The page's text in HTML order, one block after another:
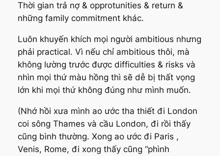
Thời gian trả nợ & opprotunities & return &
những family commitment khác.
Luôn khuyến khích mọi người ambitious nhưng
phải practical. Vì nếu chỉ ambitious thôi, mà
không lường trước được difficulties & risks và
nhìn mọi thứ màu hồng thì sẽ dễ bị thất vọng
lớn khi mọi thứ không đúng như mình muốn.
(Nhớ hồi xưa mình ao ước tha thiết đi London
coi sông Thames và cầu London, đi rồi thấy
cũng bình thường. Xong ao ước đi Paris ,
Venis, Rome, đi xong thấy cũng “phình